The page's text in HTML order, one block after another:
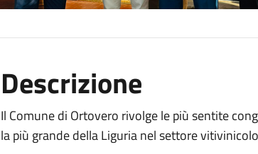
Descrizione
Il Comune di Ortovero rivolge le più sentite
la più grande della Liguria nel settore